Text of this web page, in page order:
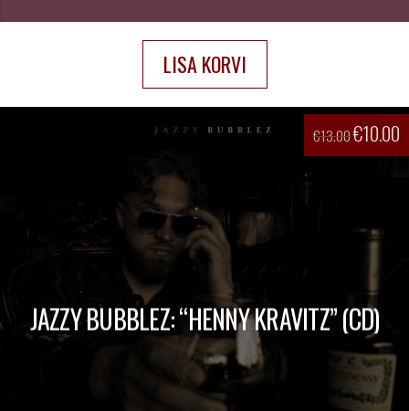
LISA KORVI
€13.00€10.00
JAZZY BUBBLEZ: “HENNY KRAVITZ” (CD)